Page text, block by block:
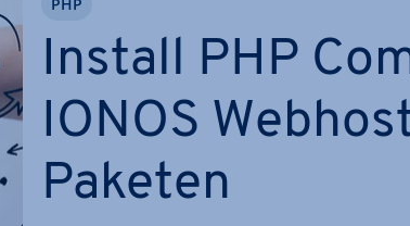
Install PHP
IONOS
Paketen
PHP